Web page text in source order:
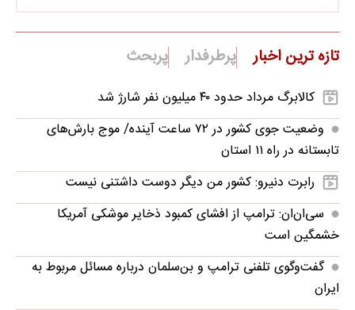
تازه ترین اخبار پرطرفدار پربحث
کالابرگ مرداد حدود ۴۰‌ میلیون نفر شارژ شد
وضعیت جوی کشور در ۷۲ ساعت آینده/ موج بارش‌های
تابستانه در راه ۱۱ استان
رابرت دنیرو: کشور من دیگر دوست داشتنی نیست
سی‌ان‌ان: ترامپ از افشای کمبود ذخایر موشکی آمریکا
خشمگین است
گفت‌وگوی تلفنی ترامپ و بن‌سلمان درباره مسائل مربوط به
ایران